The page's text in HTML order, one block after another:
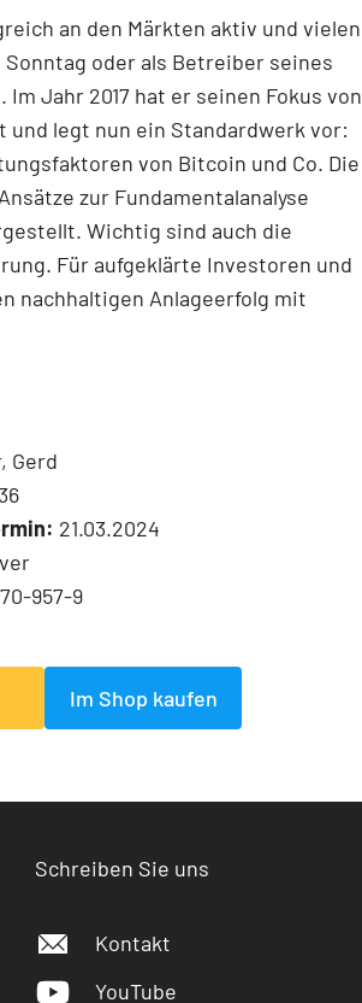
an den Märkten aktiv und vielen
oder als Betreiber seines
Jahr 2017 hat er seinen Fokus von
legt nun ein Standardwerk vor:
von Bitcoin und Co. Die
zur Fundamentalanalyse
Wichtig sind auch die
Für aufgeklärte Investoren und
nachhaltigen Anlageerfolg mit
Gerd
21.03.2024
957-9
Im Shop kaufen
Schreiben Sie uns
Kontakt
YouTube